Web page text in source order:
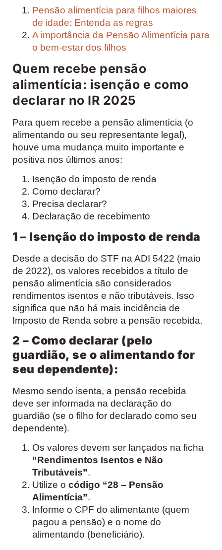
Pensão alimentícia para filhos maiores
de idade: Entenda as regras
A importância da Pensão Alimentícia para
o bem-estar dos filhos
Quem recebe pensão
alimentícia: isenção e como
declarar no IR 2025
Para quem recebe a pensão alimentícia (o
alimentando ou seu representante legal),
houve uma mudança muito importante e
positiva nos últimos anos:
Isenção do imposto de renda
Como declarar?
Precisa declarar?
Declaração de recebimento
1 – Isenção do imposto de renda
Desde a decisão do STF na ADI 5422 (maio
de 2022), os valores recebidos a título de
pensão alimentícia são considerados
rendimentos isentos e não tributáveis. Isso
significa que não há mais incidência de
Imposto de Renda sobre a pensão recebida.
2 – Como declarar (pelo
guardião, se o alimentando for
seu dependente):
Mesmo sendo isenta, a pensão recebida
deve ser informada na declaração do
guardião (se o filho for declarado como seu
dependente).
Os valores devem ser lançados na ficha
“Rendimentos Isentos e Não
Tributáveis”.
Utilize o código “28 – Pensão
Alimentícia”.
Informe o CPF do alimentante (quem
pagou a pensão) e o nome do
alimentando (beneficiário).